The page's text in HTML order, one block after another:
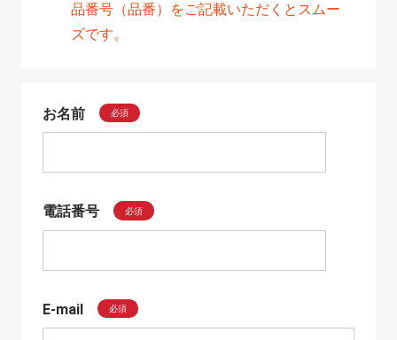
品番号（品番）をご記載いただくとスムー
ズです。
お名前 必須
電話番号 必須
E-mail 必須